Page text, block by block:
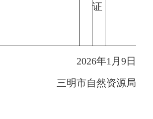
证
2026年1月9日
三明市自然资源局